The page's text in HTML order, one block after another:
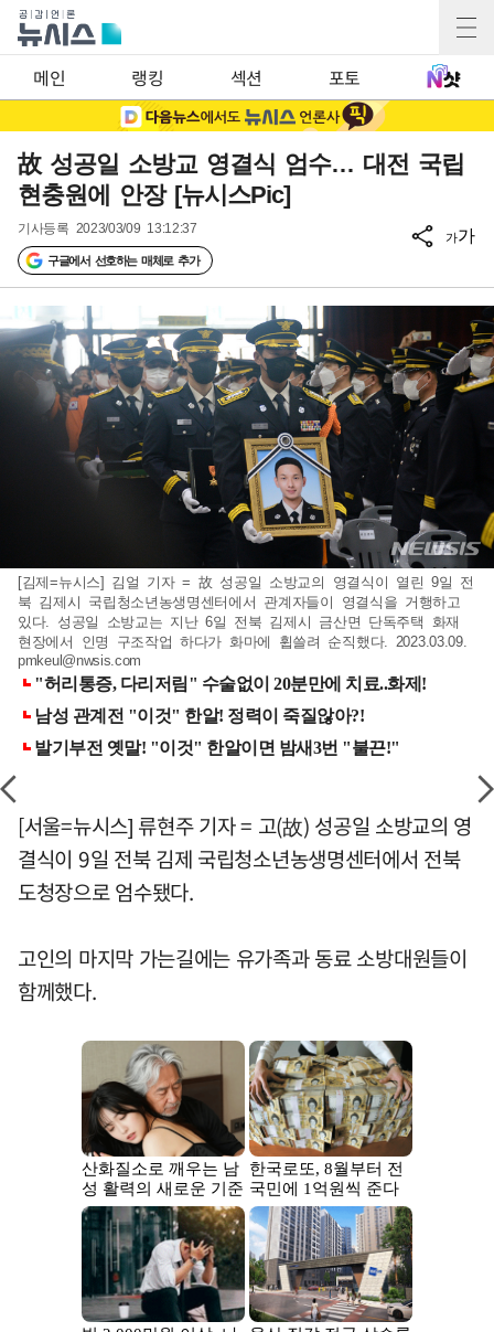
메인 랭킹 섹션 포토
故 성공일 소방교 영결식 엄수… 대전 국립
현충원에 안장 [뉴시스Pic]
기사등록 2023/03/09 13:12:37
구글에서 선호하는 매체로 추가
가가
[김제=뉴시스] 김얼 기자 = 故 성공일 소방교의 영결식이 열린 9일 전
북 김제시 국립청소년농생명센터에서 관계자들이 영결식을 거행하고
있다. 성공일 소방교는 지난 6일 전북 김제시 금산면 단독주택 화재
현장에서 인명 구조작업 하다가 화마에 휩쓸려 순직했다. 2023.03.09.
pmkeul@nwsis.com
[서울=뉴시스] 류현주 기자 = 고(故) 성공일 소방교의 영
결식이 9일 전북 김제 국립청소년농생명센터에서 전북
도청장으로 엄수됐다.
고인의 마지막 가는길에는 유가족과 동료 소방대원들이
함께했다.